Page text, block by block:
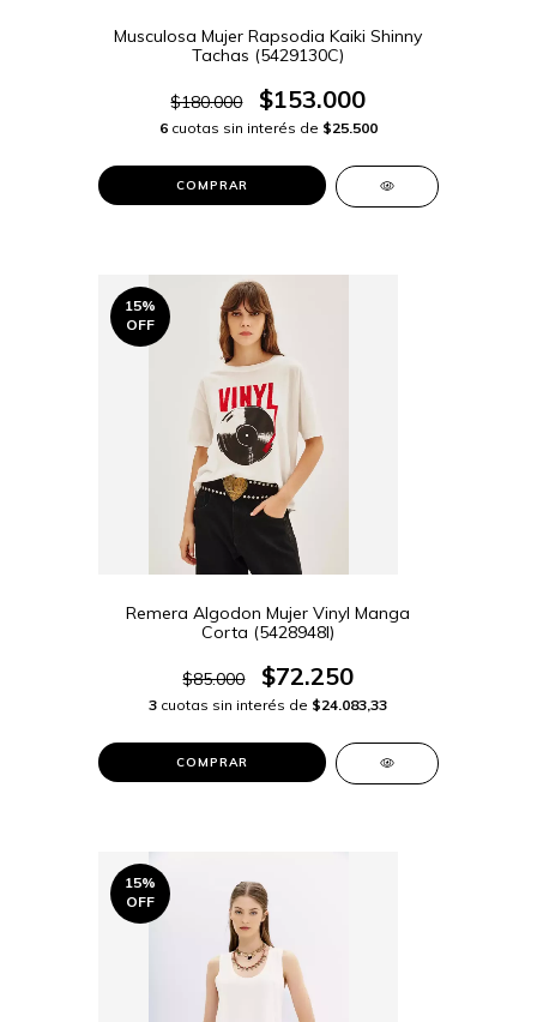
Musculosa Mujer Rapsodia Kaiki Shinny
Tachas (5429130C)
$180.000 $153.000
6 cuotas sin interés de $25.500
COMPRAR
15%
OFF
Remera Algodon Mujer Vinyl Manga
Corta (5428948I)
$85.000 $72.250
3 cuotas sin interés de $24.083,33
COMPRAR
15%
OFF